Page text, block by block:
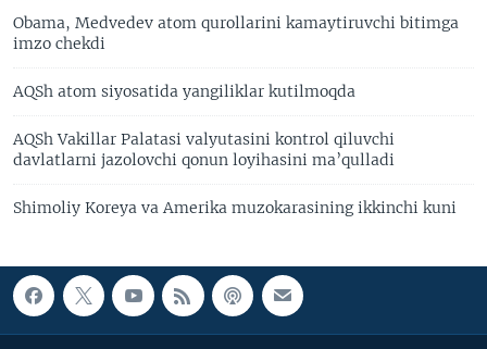
Obama, Medvedev atom qurollarini kamaytiruvchi bitimga
imzo chekdi
AQSh atom siyosatida yangiliklar kutilmoqda
AQSh Vakillar Palatasi valyutasini kontrol qiluvchi
davlatlarni jazolovchi qonun loyihasini ma’qulladi
Shimoliy Koreya va Amerika muzokarasining ikkinchi kuni